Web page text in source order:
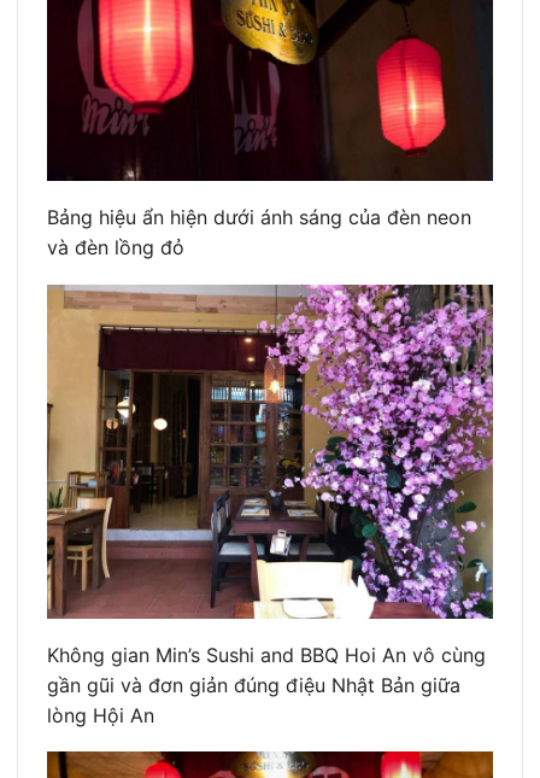
Bảng hiệu ẩn hiện dưới ánh sáng của đèn neon
và đèn lồng đỏ
Không gian Min’s Sushi and BBQ Hoi An vô cùng
gần gũi và đơn giản đúng điệu Nhật Bản giữa
lòng Hội An